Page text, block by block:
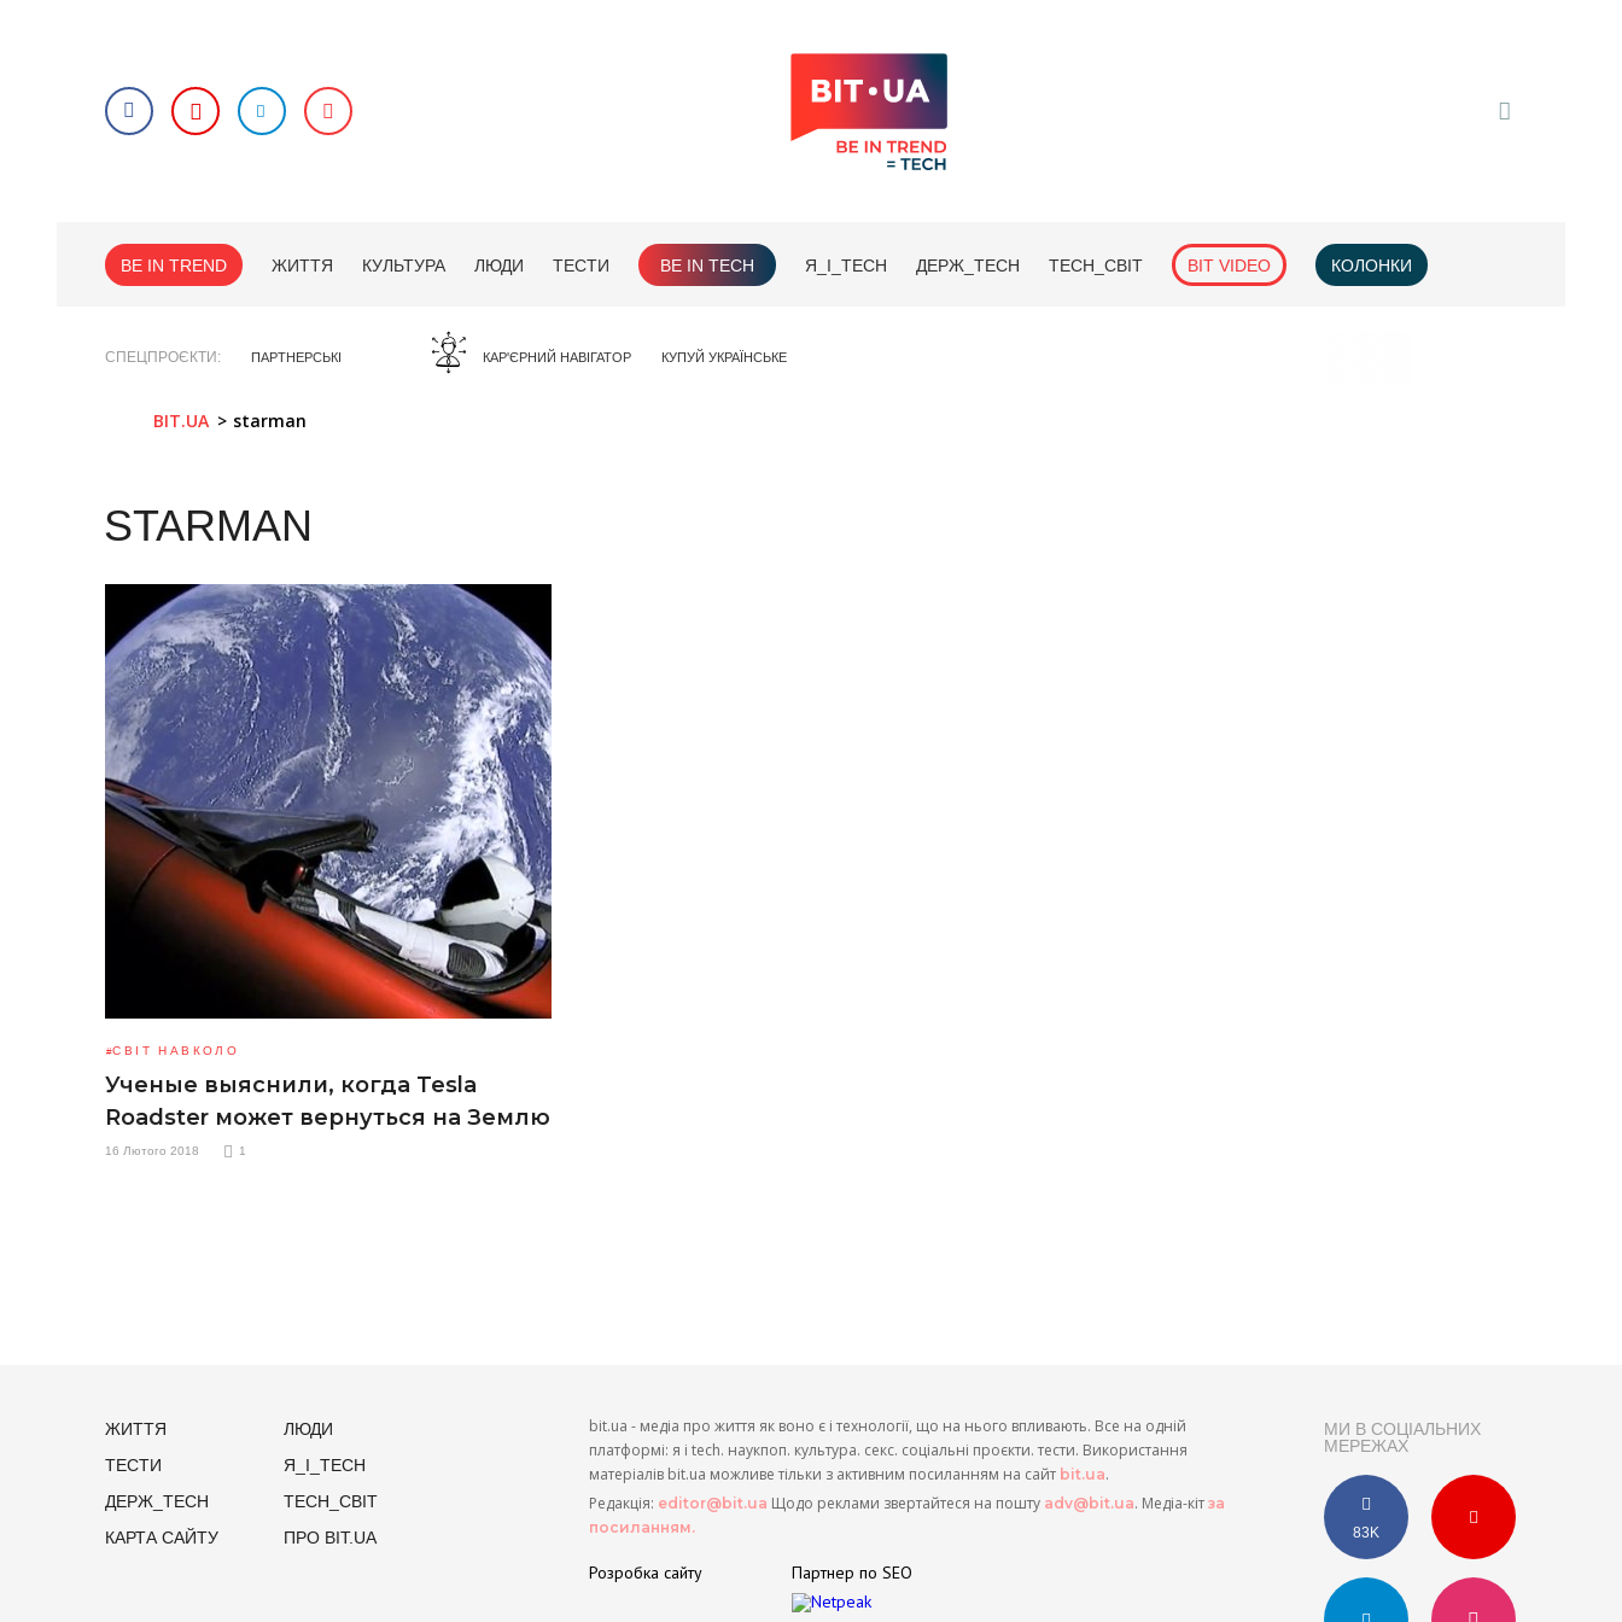
BE IN TREND ЖИТТЯ КУЛЬТУРА ЛЮДИ ТЕСТИ BE IN TECH Я_І_TECH ДЕРЖ_TECH TECH_СВІТ BIT VIDEO КОЛОНКИ
СПЕЦПРОЄКТИ ПАРТНЕРСЬКІ КАР'ЄРНИЙ НАВІГАТОР КУПУЙ УКРАЇНСЬКЕ
BIT.UA starman
STARMAN
СВІТ НАВКОЛО
Ученые выяснили, когда Tesla
Roadster может вернуться на Землю
16 Лютого 2018 1
ЖИТТЯ
ЛЮДИ
ТЕСТИ
Я_І_TECH
ДЕРЖ_TECH
TECH_СВІТ
КАРТА САЙТУ
ПРО BIT.UA
МИ В СОЦІАЛЬНИХ
МЕРЕЖАХ
83K
bit.ua - медіа про життя як воно є і технології, що на нього впливають. Все на одній
платформі: я і tech. наукпоп. культура. секс. соціальні проєкти. тести. Використання
матеріалів bit.ua можливе тільки з активним посиланням на сайт bit.ua.
Редакція: editor@bit.ua Щодо реклами звертайтеся на пошту adv@bit.ua. Медіа-кіт за
посиланням.
Розробка сайту Партнер по SEO